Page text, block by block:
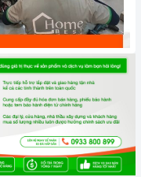
thời gian rửa bát đĩa
rửa sạch.
nước và điện năng
đĩa một cách hiệu quả.
máy hoạt động êm ái,
mái cho người sử